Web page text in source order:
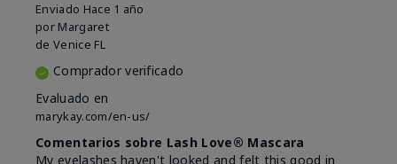
Enviado Hace 1 año
por Margaret
de Venice FL
Comprador verificado
Evaluado en
marykay.com/en-us/
Comentarios sobre Lash Love® Mascara
My eyelashes haven't looked and felt this good in